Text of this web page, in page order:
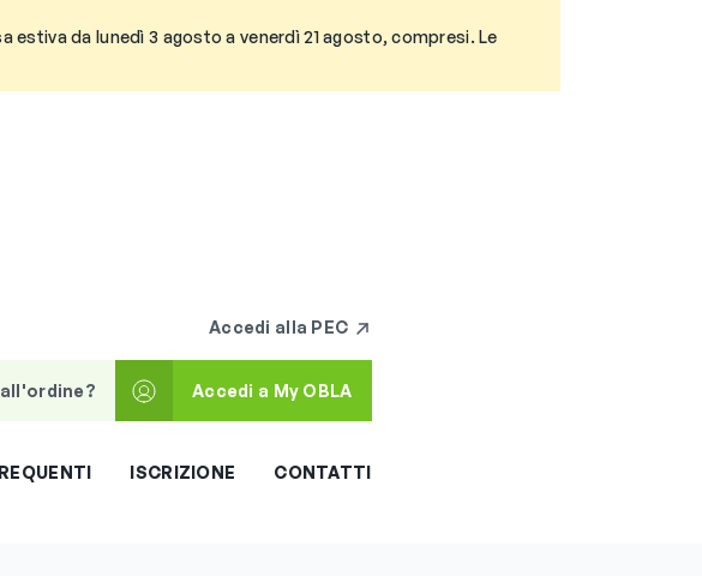
estiva da lunedì 3 agosto a venerdì 21 agosto, compresi. Le
Accedi alla PEC
Accedi a My OBLA
ISCRIZIONE CONTATTI